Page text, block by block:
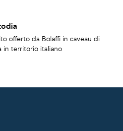
offerto da Bolaffi in caveau di
in territorio italiano